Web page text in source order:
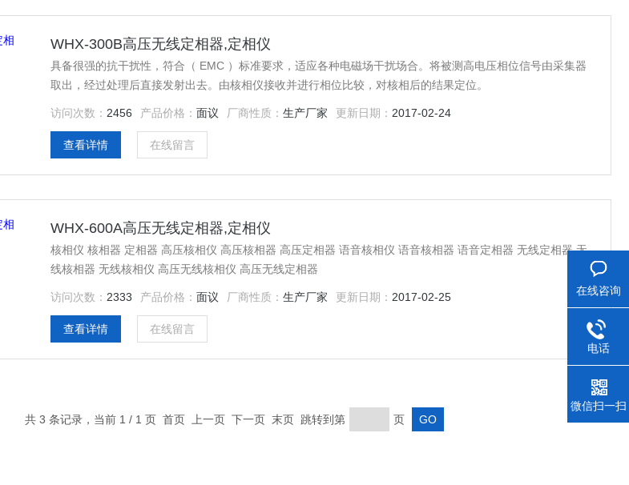
WHX-300B高压无线定相器,定相仪
具备很强的抗干扰性，符合（ EMC ）标准要求，适应各种电磁场干扰场合。将被测高电压相位信号由采集器
取出，经过处理后直接发射出去。由核相仪接收并进行相位比较，对核相后的结果定位。
访问次数： 2456 产品价格： 面议 厂商性质： 生产厂家 更新日期： 2017-02-24
查看详情 在线留言
WHX-600A高压无线定相器,定相仪
核相仪 核相器 定相器 高压核相仪 高压核相器 高压定相器 语音核相仪 语音核相器 语音定相器 无线定相器 无
线核相器 无线核相仪 高压无线核相仪 高压无线定相器
访问次数： 2333 产品价格： 面议 厂商性质： 生产厂家 更新日期： 2017-02-25
查看详情 在线留言
共 3 条记录，当前 1 / 1 页 首页 上一页 下一页 末页 跳转到第 页
在线咨询
电话
微信扫一扫